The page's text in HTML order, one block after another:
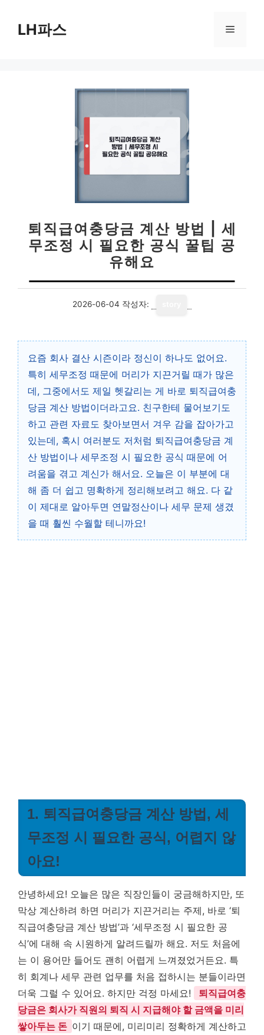
LH파스 메
퇴직급여충당금 계산 방법 | 세
무조정 시 필요한 공식 꿀팁 공
유해요
2026-06-04 작성자:
요즘 회사 결산 시즌이라 정신이 하나도 없어요.
특히 세무조정 때문에 머리가 지끈거릴 때가 많은
데, 그중에서도 제일 헷갈리는 게 바로 퇴직급여충
당금 계산 방법이더라고요. 친구한테 물어보기도
하고 관련 자료도 찾아보면서 겨우 감을 잡아가고
있는데, 혹시 여러분도 저처럼 퇴직급여충당금 계
산 방법이나 세무조정 시 필요한 공식 때문에 어
려움을 겪고 계신가 해서요. 오늘은 이 부분에 대
해 좀 더 쉽고 명확하게 정리해보려고 해요. 다 같
이 제대로 알아두면 연말정산이나 세무 문제 생겼
을 때 훨씬 수월할 테니까요!
1. 퇴직급여충당금 계산 방법, 세
무조정 시 필요한 공식, 어렵지 않
아요!
안녕하세요! 오늘은 많은 직장인들이 궁금해하지만, 또
막상 계산하려 하면 머리가 지끈거리는 주제, 바로 ‘퇴
직급여충당금 계산 방법’과 ‘세무조정 시 필요한 공
식’에 대해 속 시원하게 알려드릴까 해요. 저도 처음에
는 이 용어만 들어도 괜히 어렵게 느껴졌었거든요. 특
히 회계나 세무 관련 업무를 처음 접하시는 분들이라면
더욱 그럴 수 있어요. 하지만 걱정 마세요!
퇴직급여충
당금은 회사가 직원의 퇴직 시 지급해야 할 금액을 미리
쌓아두는 돈 이기 때문에, 미리미리 정확하게 계산하고